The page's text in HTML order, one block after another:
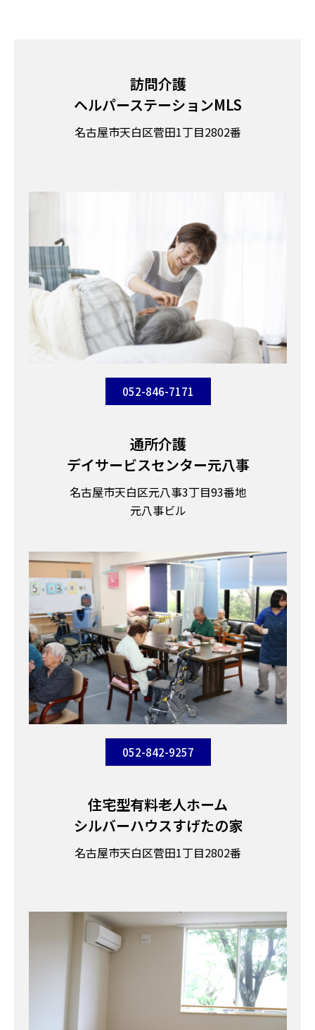
訪問介護
ヘルパーステーションMLS
名古屋市天白区菅田1丁目2802番
052-846-7171
通所介護
デイサービスセンター元八事
名古屋市天白区元八事3丁目93番地
元八事ビル
052-842-9257
住宅型有料老人ホーム
シルバーハウスすげたの家
名古屋市天白区菅田1丁目2802番